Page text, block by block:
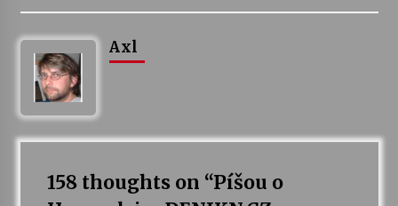
Petr Adamec – Malovaný svět
30. 6. 2026
Axl
158 thoughts on “Píšou o